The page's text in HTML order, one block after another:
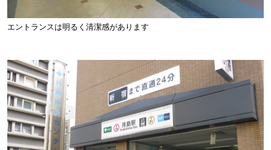
エントランスは明るく清潔感があります